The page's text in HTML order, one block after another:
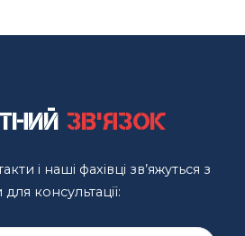
зв'язок
і наші фахівці зв’яжуться з
консультації: